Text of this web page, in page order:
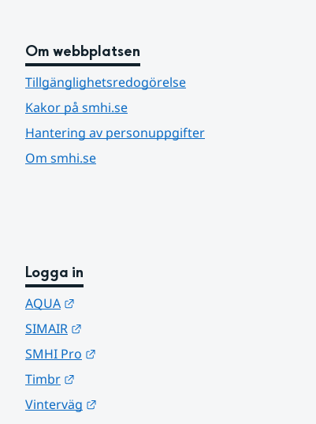
Om webbplatsen
Tillgänglighetsredogörelse
Kakor på smhi.se
Hantering av personuppgifter
Om smhi.se
Logga in
AQUA
SIMAIR
SMHI Pro
Timbr
Vinterväg